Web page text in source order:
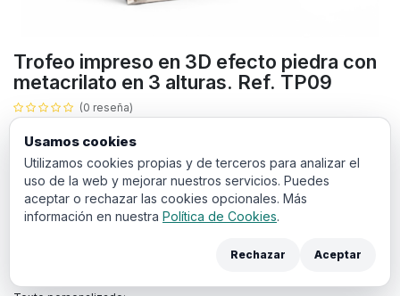
Trofeo impreso en 3D efecto piedra con
metacrilato en 3 alturas. Ref. TP09
(0 reseña)
eventos deportivos, empresariales o culturales.
Todos los productos con impresión a color llevan un sobre
coste de puesta en máquinade 20€. El cual debe añadir a la
cesta en la siguiente pantalla de compra.
Puedes añadir los archivos de diseño y anotaciones para sus trofeos
Usamos cookies
Utilizamos cookies propias y de terceros para analizar el
uso de la web y mejorar nuestros servicios. Puedes
aceptar o rechazar las cookies opcionales. Más
información en nuestra Política de Cookies.
Rechazar Aceptar